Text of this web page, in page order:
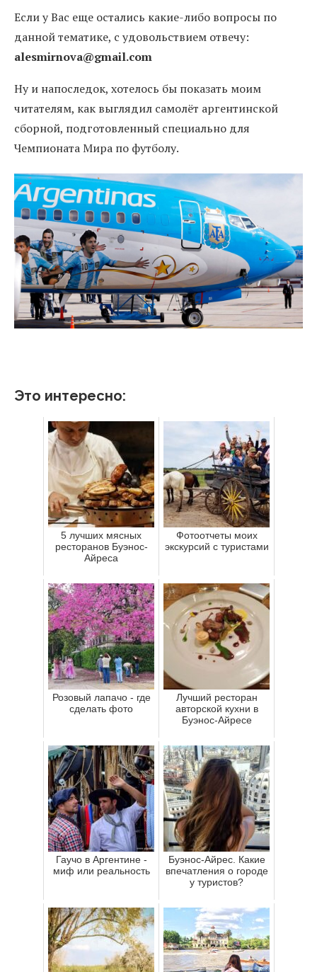
Если у Вас еще остались какие-либо вопросы по
данной тематике, с удовольствием отвечу:
alesmirnova@gmail.com
Ну и напоследок, хотелось бы показать моим
читателям, как выглядил самолёт аргентинской
сборной, подготовленный специально для
Чемпионата Мира по футболу.
Это интересно:
5 лучших мясных
ресторанов Буэнос-
Айреса
Фотоотчеты моих
экскурсий с туристами
Розовый лапачо - где
сделать фото
Лучший ресторан
авторской кухни в
Буэнос-Айресе
Гаучо в Аргентине -
миф или реальность
Буэнос-Айрес. Какие
впечатления о городе
у туристов?